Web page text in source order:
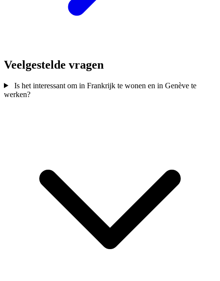
Veelgestelde vragen
Is het interessant om in Frankrijk te wonen en in Genève te
werken?